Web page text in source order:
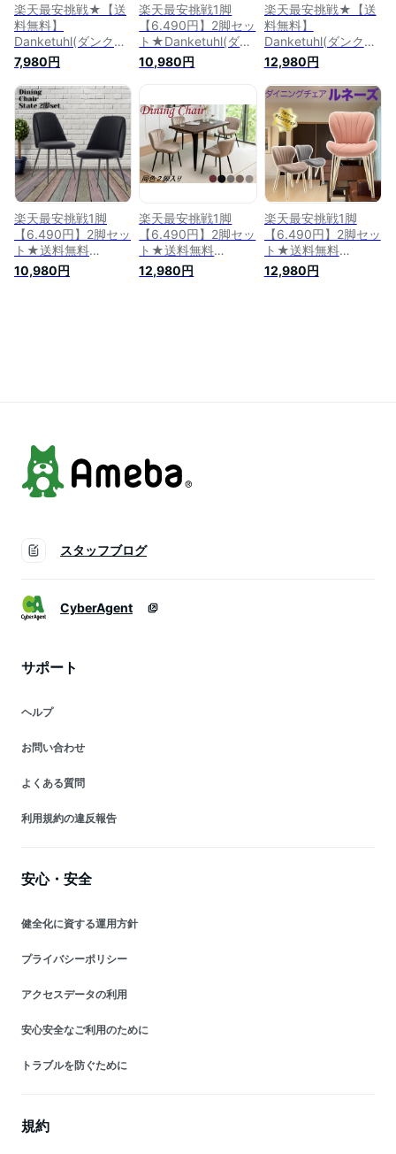
楽天最安挑戦★【送
料無料】
Danketuhl(ダンクト
ゥール) シェルド
Sheiied イームズチ
ェア風学習チェアー
5色対応 パソコンチ
ェアー PCチェアー
パーソナルチェアー
オフィスチェアー
7,980円
楽天最安挑戦1脚
【6.490円】2脚セッ
ト★Danketuhl(ダン
クトゥール) ダイニ
ングチェア ステート
チェアー リビングチ
ェア イス 椅子 チェ
アー パソコンチェア
ー PCチェアー パー
ソナルチェアー オフ
ィスチェアー 北欧
10,980円
楽天最安挑戦★【送
料無料】
Danketuhl(ダンクト
ゥール)リクライニン
グチェアー サマディ
PU 革 メッシュチェ
アー ゲーミングチェ
アー 椅子イス パソ
コンチェアー フット
レスト オットマン付
足置き付 レザーチェ
アー ハイバック 学
習チェアー テレワー
ク 在宅 送料無料
12,980円
楽天最安挑戦1脚
【6.490円】2脚セッ
ト★送料無料
Danketuhl(ダンクト
ゥール) ダイニング
10,980円
楽天最安挑戦1脚
【6.490円】2脚セッ
ト★送料無料
Danketuhl(ダンクト
ゥール) ダイニング
12,980円
楽天最安挑戦1脚
【6.490円】2脚セッ
ト★送料無料
Danketuhl(ダンクト
ゥール) ダイニング
12,980円
スタッフブログ
CyberAgent
サポート
ヘルプ
お問い合わせ
よくある質問
利用規約の違反報告
安心・安全
健全化に資する運用方針
プライバシーポリシー
アクセスデータの利用
安心安全なご利用のために
トラブルを防ぐために
規約